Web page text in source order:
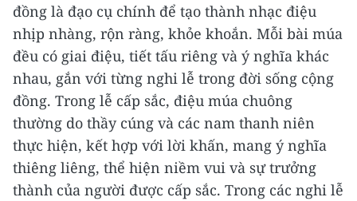
đồng là đạo cụ chính để tạo thành nhạc điệu
nhịp nhàng, rộn ràng, khỏe khoắn. Mỗi bài múa
đều có giai điệu, tiết tấu riêng và ý nghĩa khác
nhau, gắn với từng nghi lễ trong đời sống cộng
đồng. Trong lễ cấp sắc, điệu múa chuông
thường do thầy cúng và các nam thanh niên
thực hiện, kết hợp với lời khấn, mang ý nghĩa
thiêng liêng, thể hiện niềm vui và sự trưởng
thành của người được cấp sắc. Trong các nghi lễ